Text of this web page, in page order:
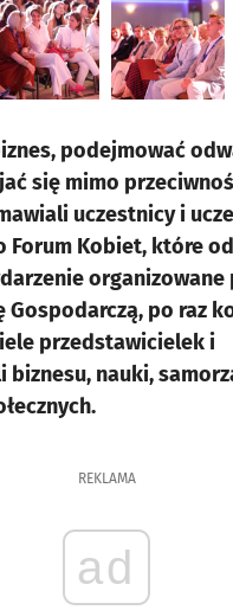
podejmować
się mimo
uczestnicy i
Forum Kobiet, które
organizowane
Gospodarczą, po raz
przedstawicielek i
nauki,
REKLAMA
ad